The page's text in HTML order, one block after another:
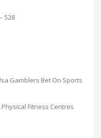
528
Gamblers Bet On Sports
Fitness Centres